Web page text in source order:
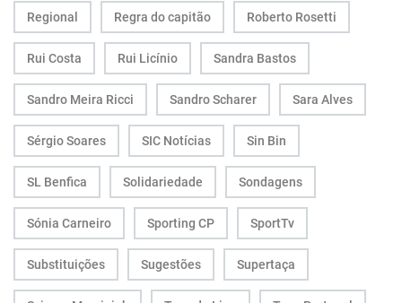
Regional Regra do capitão Roberto Rosetti
Rui Costa Rui Licínio Sandra Bastos
Sandro Meira Ricci Sandro Scharer Sara Alves
Sérgio Soares SIC Notícias Sin Bin
SL Benfica Solidariedade Sondagens
Sónia Carneiro Sporting CP SportTv
Substituições Sugestões Supertaça